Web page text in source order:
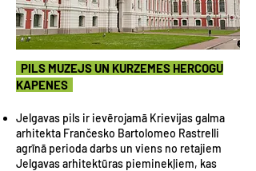
PILS MUZEJS UN KURZEMES HERCOGU
KAPENES
Jelgavas pils ir ievērojamā Krievijas galma
arhitekta Frančesko Bartolomeo Rastrelli
agrīnā perioda darbs un viens no retajiem
Jelgavas arhitektūras pieminekļiem, kas